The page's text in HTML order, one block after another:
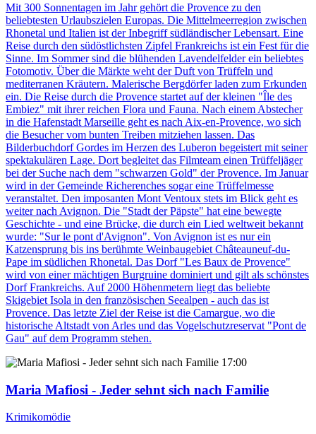
Mit 300 Sonnentagen im Jahr gehört die Provence zu den
beliebtesten Urlaubszielen Europas. Die Mittelmeerregion zwischen
Rhonetal und Italien ist der Inbegriff südländischer Lebensart. Eine
Reise durch den südöstlichsten Zipfel Frankreichs ist ein Fest für die
Sinne. Im Sommer sind die blühenden Lavendelfelder ein beliebtes
Fotomotiv. Über die Märkte weht der Duft von Trüffeln und
mediterranen Kräutern. Malerische Bergdörfer laden zum Erkunden
ein. Die Reise durch die Provence startet auf der kleinen "Île des
Embiez" mit ihrer reichen Flora und Fauna. Nach einem Abstecher
in die Hafenstadt Marseille geht es nach Aix-en-Provence, wo sich
die Besucher vom bunten Treiben mitziehen lassen. Das
Bilderbuchdorf Gordes im Herzen des Luberon begeistert mit seiner
spektakulären Lage. Dort begleitet das Filmteam einen Trüffeljäger
bei der Suche nach dem "schwarzen Gold" der Provence. Im Januar
wird in der Gemeinde Richerenches sogar eine Trüffelmesse
veranstaltet. Den imposanten Mont Ventoux stets im Blick geht es
weiter nach Avignon. Die "Stadt der Päpste" hat eine bewegte
Geschichte - und eine Brücke, die durch ein Lied weltweit bekannt
wurde: "Sur le pont d'Avignon". Von Avignon ist es nur ein
Katzensprung bis ins berühmte Weinbaugebiet Châteauneuf-du-
Pape im südlichen Rhonetal. Das Dorf "Les Baux de Provence"
wird von einer mächtigen Burgruine dominiert und gilt als schönstes
Dorf Frankreichs. Auf 2000 Höhenmetern liegt das beliebte
Skigebiet Isola in den französischen Seealpen - auch das ist
Provence. Das letzte Ziel der Reise ist die Camargue, wo die
historische Altstadt von Arles und das Vogelschutzreservat "Pont de
Gau" auf dem Programm stehen.
17:00
Maria Mafiosi - Jeder sehnt sich nach Familie
Krimikomödie